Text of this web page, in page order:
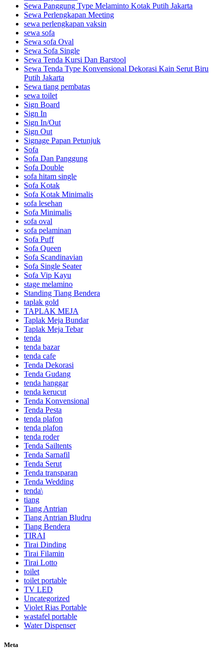
Sewa Panggung Type Melaminto Kotak Putih Jakarta
Sewa Perlengkapan Meeting
sewa perlengkapan vaksin
sewa sofa
Sewa sofa Oval
Sewa Sofa Single
Sewa Tenda Kursi Dan Barstool
Sewa Tenda Type Konvensional Dekorasi Kain Serut Biru
Putih Jakarta
Sewa tiang pembatas
sewa toilet
Sign Board
Sign In
Sign In/Out
Sign Out
Signage Papan Petunjuk
Sofa
Sofa Dan Panggung
Sofa Double
sofa hitam single
Sofa Kotak
Sofa Kotak Minimalis
sofa lesehan
Sofa Minimalis
sofa oval
sofa pelaminan
Sofa Puff
Sofa Queen
Sofa Scandinavian
Sofa Single Seater
Sofa Vip Kayu
stage melamino
Standing Tiang Bendera
taplak gold
TAPLAK MEJA
Taplak Meja Bundar
Taplak Meja Tebar
tenda
tenda bazar
tenda cafe
Tenda Dekorasi
Tenda Gudang
tenda hanggar
tenda kerucut
Tenda Konvensional
Tenda Pesta
tenda plafon
tenda plafon
tenda roder
Tenda Sailtents
Tenda Sarnafil
Tenda Serut
Tenda transparan
Tenda Wedding
tenda\
tiang
Tiang Antrian
Tiang Antrian Bludru
Tiang Bendera
TIRAI
Tirai Dinding
Tirai Filamin
Tirai Lotto
toilet
toilet portable
TV LED
Uncategorized
Violet Rias Portable
wastafel portable
Water Dispenser
Meta